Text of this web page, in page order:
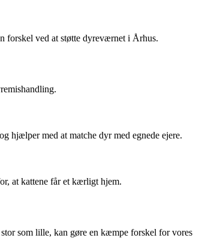
forskel ved at støtte dyreværnet i Århus.
hjælper med at matche dyr med egnede ejere.
at kattene får et kærligt hjem.
som lille, kan gøre en kæmpe forskel for vores